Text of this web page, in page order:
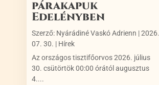
párakapuk
Edelényben
Szerző: Nyárádiné Vaskó Adrienn |2026.
07. 30. | Hírek
Az országos tisztifőorvos 2026. július
30. csütörtök 00:00 órától augusztus
4....